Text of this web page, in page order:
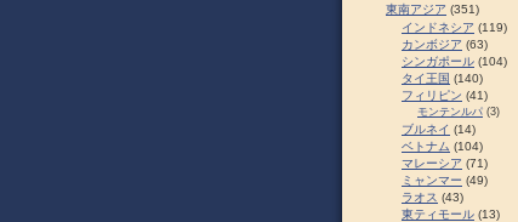
東南アジア (351)
インドネシア (119)
カンボジア (63)
シンガポール (104)
タイ王国 (140)
フィリピン (41)
モンテンルパ (3)
ブルネイ (14)
ベトナム (104)
マレーシア (71)
ミャンマー (49)
ラオス (43)
東ティモール (13)